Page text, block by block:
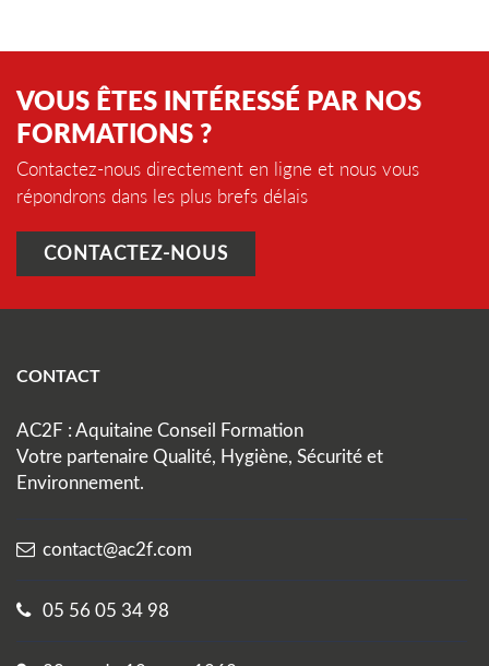
VOUS ÊTES INTÉRESSÉ PAR NOS
FORMATIONS ?
Contactez-nous directement en ligne et nous vous
répondrons dans les plus brefs délais
CONTACTEZ-NOUS
CONTACT
AC2F : Aquitaine Conseil Formation
Votre partenaire Qualité, Hygiène, Sécurité et
Environnement.
contact@ac2f.com
05 56 05 34 98